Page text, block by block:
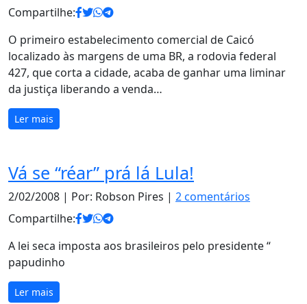
Compartilhe:
O primeiro estabelecimento comercial de Caicó
localizado às margens de uma BR, a rodovia federal
427, que corta a cidade, acaba de ganhar uma liminar
da justiça liberando a venda…
Ler mais
Vá se “réar” prá lá Lula!
2/02/2008 | Por: Robson Pires | 2 comentários
Compartilhe:
A lei seca imposta aos brasileiros pelo presidente “
papudinho
Ler mais